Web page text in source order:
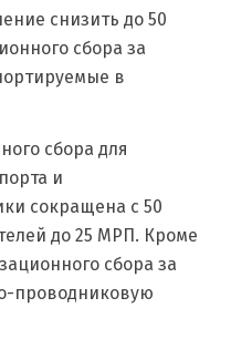
снизить до 50
сбора за
в
сбора для
и
сокращена с 50
до 25 МРП. Кроме
сбора за
проводниковую